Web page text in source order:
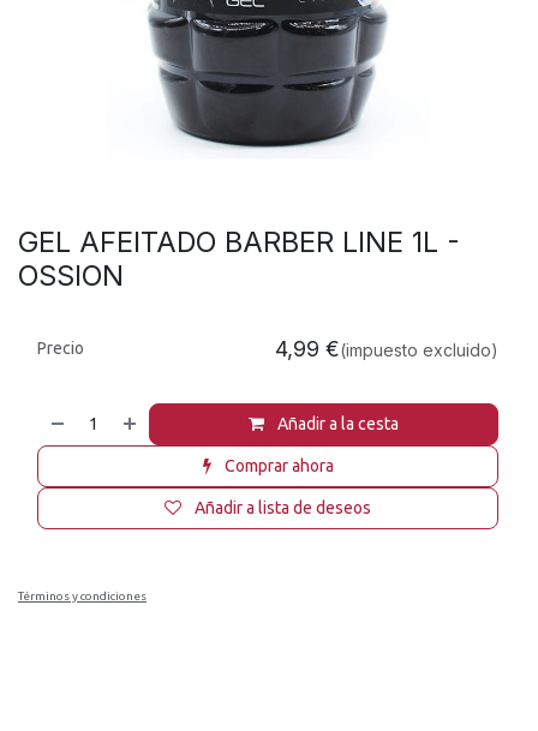
GEL AFEITADO BARBER LINE 1L -
OSSION
Añadir a la cesta
Comprar ahora
Añadir a lista de deseos
Precio 4,99 €(impuesto excluido)
Términos y condiciones